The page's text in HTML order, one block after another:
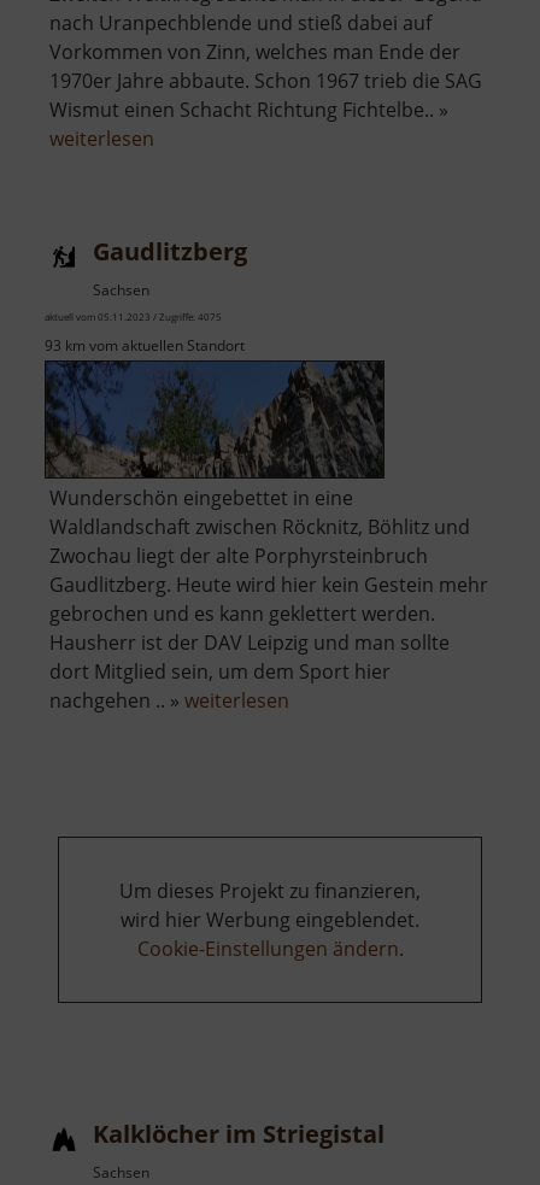
nach Uranpechblende und stieß dabei auf
Vorkommen von Zinn, welches man Ende der
1970er Jahre abbaute. Schon 1967 trieb die SAG
Wismut einen Schacht Richtung Fichtelbe.. »
weiterlesen
Gaudlitzberg
Sachsen
aktuell vom 05.11.2023 / Zugriffe: 4075
93 km vom aktuellen Standort
Wunderschön eingebettet in eine
Waldlandschaft zwischen Röcknitz, Böhlitz und
Zwochau liegt der alte Porphyrsteinbruch
Gaudlitzberg. Heute wird hier kein Gestein mehr
gebrochen und es kann geklettert werden.
Hausherr ist der DAV Leipzig und man sollte
dort Mitglied sein, um dem Sport hier
nachgehen .. » weiterlesen
Um dieses Projekt zu finanzieren,
wird hier Werbung eingeblendet.
Cookie-Einstellungen ändern.
Kalklöcher im Striegistal
Sachsen